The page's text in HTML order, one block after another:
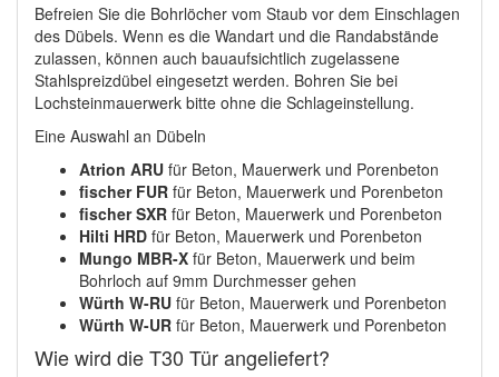
Befreien Sie die Bohrlöcher vom Staub vor dem Einschlagen
des Dübels. Wenn es die Wandart und die Randabstände
zulassen, können auch bauaufsichtlich zugelassene
Stahlspreizdübel eingesetzt werden. Bohren Sie bei
Lochsteinmauerwerk bitte ohne die Schlageinstellung.
Eine Auswahl an Dübeln
Atrion ARU für Beton, Mauerwerk und Porenbeton
fischer FUR für Beton, Mauerwerk und Porenbeton
fischer SXR für Beton, Mauerwerk und Porenbeton
Hilti HRD für Beton, Mauerwerk und Porenbeton
Mungo MBR-X für Beton, Mauerwerk und beim
Bohrloch auf 9mm Durchmesser gehen
Würth W-RU für Beton, Mauerwerk und Porenbeton
Würth W-UR für Beton, Mauerwerk und Porenbeton
Wie wird die T30 Tür angeliefert?